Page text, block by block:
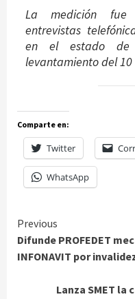
La medición fue
entrevistas
en el estado de
levantamiento del 10
Comparte en:
Twitter
WhatsApp
Continue
Reading
Previous
Difunde PROFEDET
INFONAVIT por
Lanza SMET la